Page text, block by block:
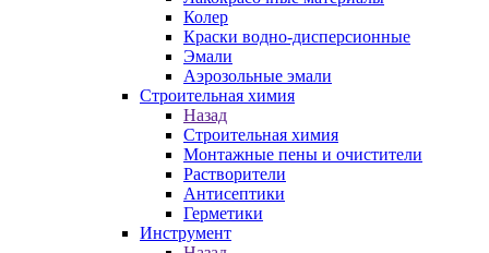
Колер
Краски водно-дисперсионные
Эмали
Аэрозольные эмали
Строительная химия
Назад
Строительная химия
Монтажные пены и очистители
Растворители
Антисептики
Герметики
Инструмент